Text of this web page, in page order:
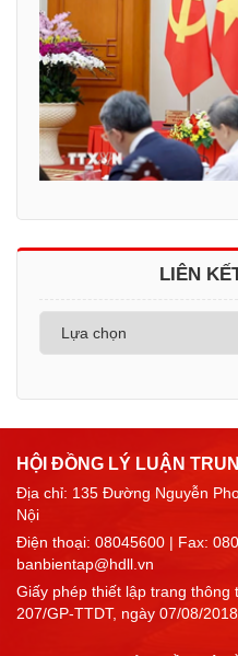
LIÊN
HỘI ĐỒNG LÝ LUẬN
Địa chỉ: 135 Đường Nguyễn
Nội
Điện thoại: 08045600 | Fax:
banbientap@hdll.vn
Giấy phép thiết lập trang
207/GP-TTDT, ngày 07/08/2018